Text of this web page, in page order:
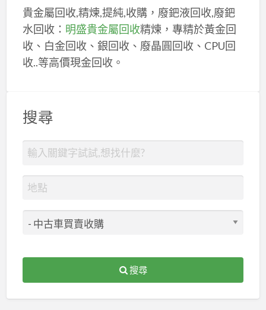
貴金屬回收,精煉,提純,收購，廢鈀液回收,廢鈀
水回收： 明盛貴金屬回收精煉，專精於黃金回
收、白金回收、銀回收、廢晶圓回收、CPU回
收..等高價現金回收。
搜尋
搜尋